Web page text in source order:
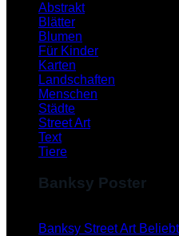
Abstrakt
Blätter
Blumen
Für Kinder
Karten
Landschaften
Menschen
Städte
Street Art
Text
Tiere
Banksy Poster
Banksy Street Art